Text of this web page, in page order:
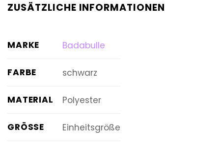
ZUSÄTZLICHE INFORMATIONEN
MARKE Badabulle
FARBE schwarz
MATERIAL Polyester
GRÖSSE Einheitsgröße